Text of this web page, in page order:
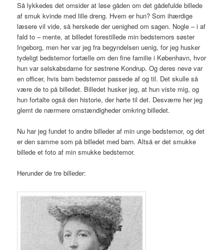
Så lykkedes det omsider at løse gåden om det gådefulde billede
af smuk kvinde med lille dreng. Hvem er hun? Som ihærdige
læsere vil vide, så herskede der uenighed om sagen. Nogle – i af
fald to – mente, at billedet forestillede min bedstemors søster
Ingeborg, men her var jeg fra begyndelsen uenig, for jeg husker
tydeligt bedstemor fortælle om den fine familie i København, hvor
hun var selskabsdame for søstrene Kondrup. Og deres nevø var
en officer, hvis barn bedstemor passede af og til. Det skulle så
være de to på billedet. Billedet husker jeg, at hun viste mig, og
hun fortalte også den historie, der hørte til det. Desværre her jeg
glemt de nærmere omstændigheder omkring billedet.
Nu har jeg fundet to andre billeder af min unge bedstemor, og det
er den samme som på billedet med barn. Altså er det smukke
billede et foto af min smukke bedstemor.
Herunder de tre billeder: